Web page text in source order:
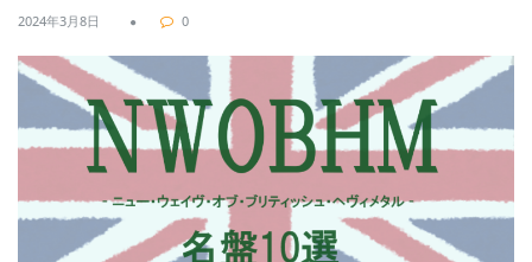
2024年3月8日 0